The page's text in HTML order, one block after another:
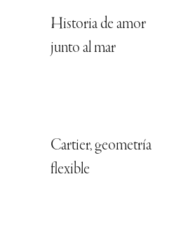
Historia de amor
junto al mar
Cartier, geometría
flexible